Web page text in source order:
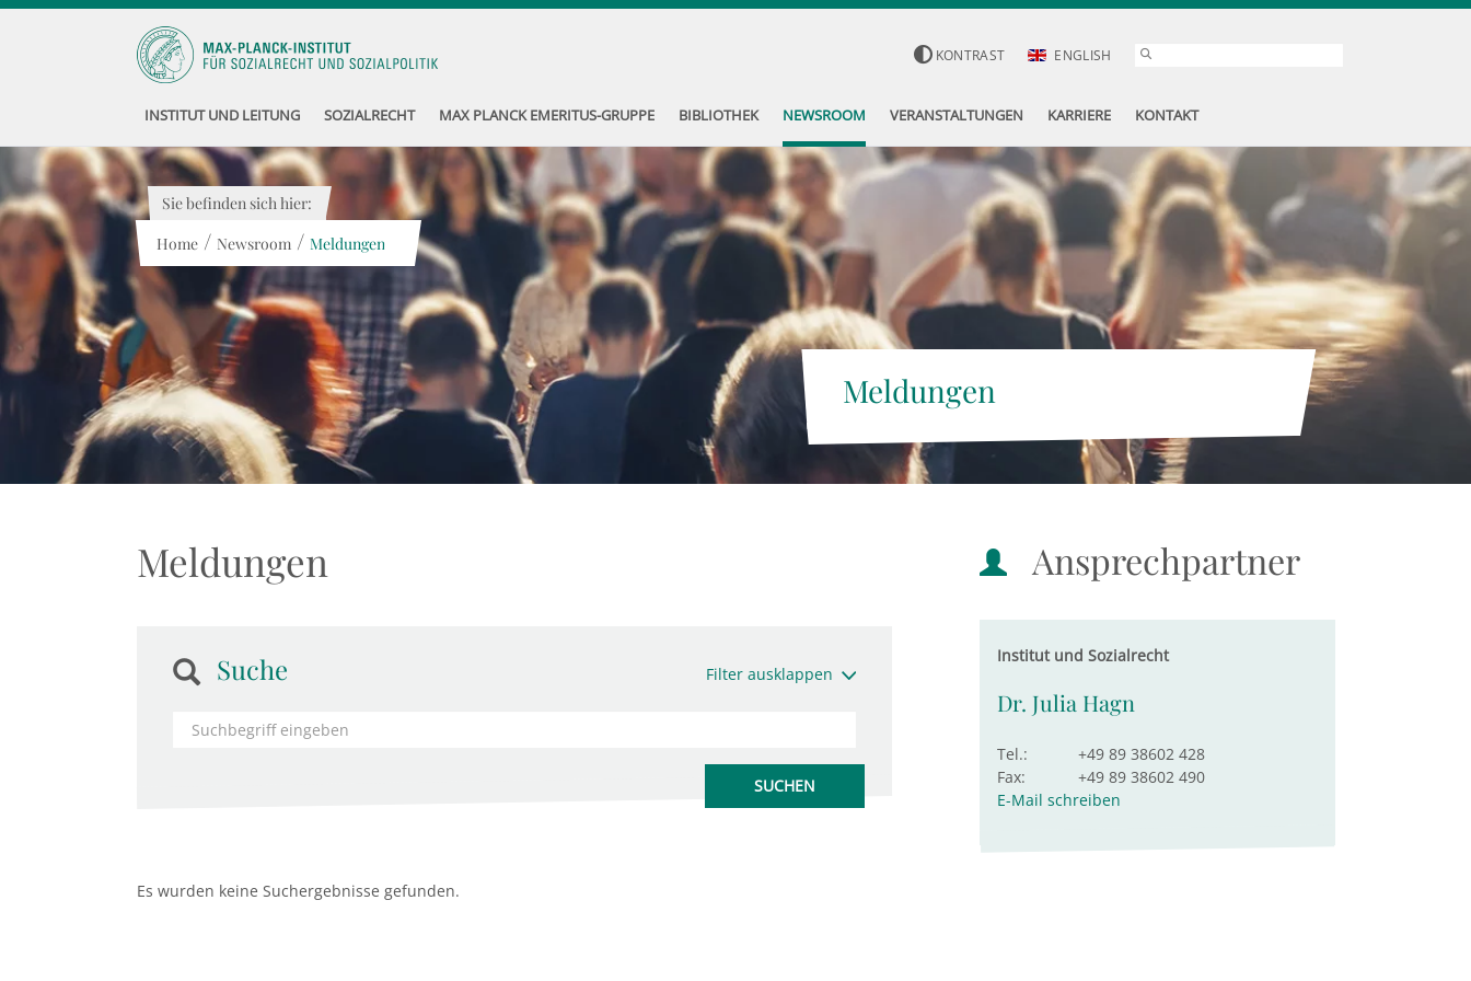
KONTRAST ENGLISH
INSTITUT UND LEITUNG SOZIALRECHT MAX PLANCK EMERITUS-GRUPPE BIBLIOTHEK NEWSROOM VERANSTALTUNGEN KARRIERE KONTAKT
Meldungen
Sie befinden sich hier:
Home / Newsroom / Meldungen
Meldungen
Suche Filter ausklappen
Es wurden keine Suchergebnisse gefunden.
Ansprechpartner
Institut und Sozialrecht
Dr. Julia Hagn
Tel.:
+49 89 38602 428
Fax:
+49 89 38602 490
E-Mail schreiben